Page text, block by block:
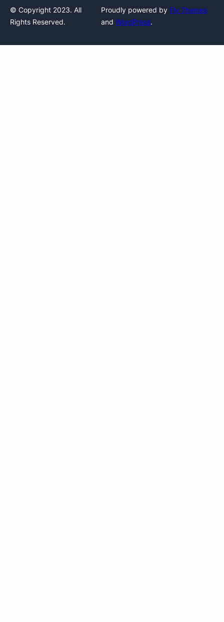
© Copyright 2023. All
Rights Reserved.
Proudly powered by Fly Themes
andWordPress.